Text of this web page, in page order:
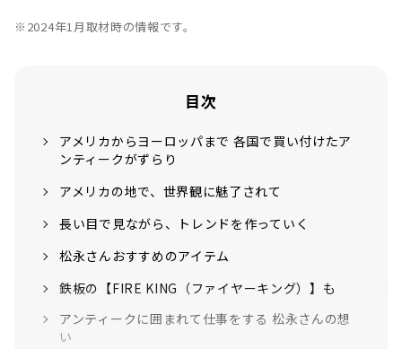
※2024年1月取材時の情報です。
目次
アメリカからヨーロッパまで 各国で買い付けたア
ンティークがずらり
アメリカの地で、世界観に魅了されて
長い目で見ながら、トレンドを作っていく
松永さんおすすめのアイテム
鉄板の【FIRE KING（ファイヤーキング）】も
アンティークに囲まれて仕事をする 松永さんの想
い